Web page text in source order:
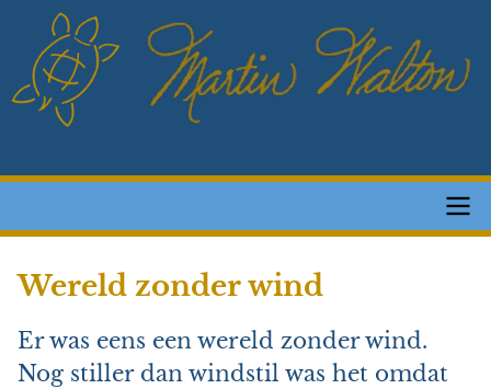
main
content
navigation
Wereld zonder wind
Er was eens een wereld zonder wind.
Nog stiller dan windstil was het omdat